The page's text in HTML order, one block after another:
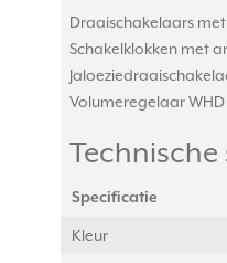
Draaischakelaars met
Schakelklokken met
Volumeregelaar WHD
Specificatie
Kleur